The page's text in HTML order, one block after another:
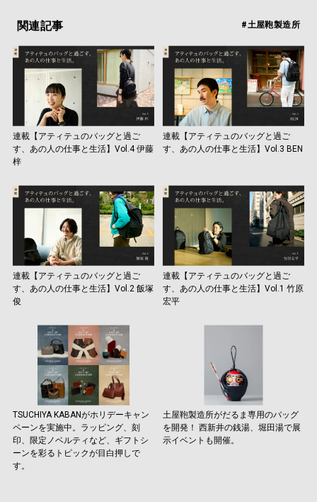
関連記事 #土屋鞄製造所
連載【アティテュのバッグと過ご
す、あの人の仕事と生活】Vol.4 伊藤
梓
連載【アティテュのバッグと過ご
す、あの人の仕事と生活】Vol.3 BEN
連載【アティテュのバッグと過ご
す、あの人の仕事と生活】Vol.2 飯塚
俊
連載【アティテュのバッグと過ご
す、あの人の仕事と生活】Vol.1 竹原
宏平
TSUCHIYA KABANがホリデーキャン
ペーンを実施中。ラッピング、刻
印、限定ノベルティなど、ギフトシ
ーンを彩るトピックが目白押しで
す。
土屋鞄製造所がだるま専用のバッグ
を開発！ 西新井の銭湯、堀田湯で展
示イベントも開催。